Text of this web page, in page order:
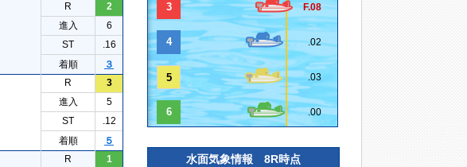
R
2
進入
6
ST
.16
着順
３
R
3
進入
5
ST
.12
着順
５
R
1
3 F.08
4 .02
5 .03
6 .00
水面気象情報 8R時点